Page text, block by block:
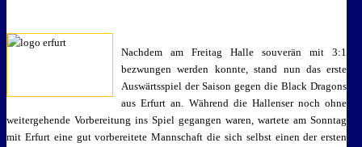
Nachdem am Freitag Halle souverän mit 3:1
bezwungen werden konnte, stand nun das erste
Auswärtsspiel der Saison gegen die Black Dragons
aus Erfurt an. Während die Hallenser noch ohne
weitergehende Vorbereitung ins Spiel gegangen waren, wartete am Sonntag
mit Erfurt eine gut vorbereitete Mannschaft die sich selbst einen der ersten